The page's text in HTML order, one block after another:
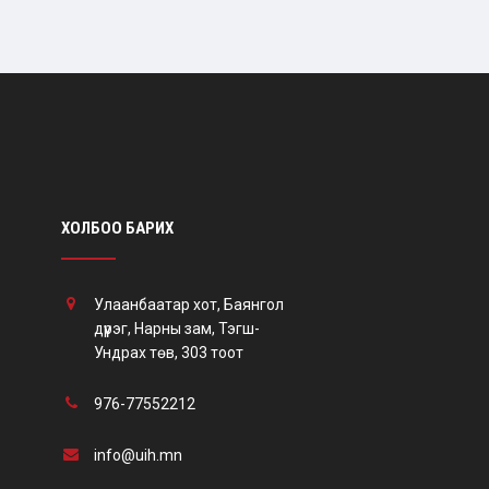
ХОЛБОО БАРИХ
Улаанбаатар хот, Баянгол
дүүрэг, Нарны зам, Тэгш-
Ундрах төв, 303 тоот
976-77552212
info@uih.mn